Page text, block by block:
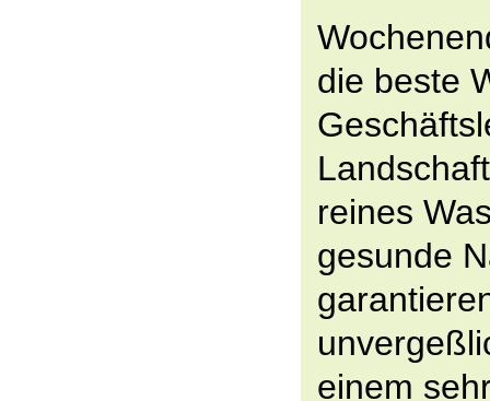
die beste
reines
gesunde
einem